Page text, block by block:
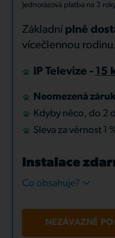
Jednorázová platba na 3
Základní plně
vícečlennou rodinu.
IP Televize - 15
Neomezená
Kdyby něco, do 2
Sleva za věrnost 1
Instalace
Co obsahuje?
NEZÁVAZNĚ